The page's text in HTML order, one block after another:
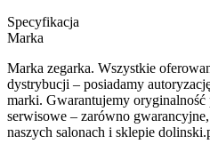
Specyfikacja
Marka
Marka zegarka. Wszystkie
dystrybucji – posiadamy
marki. Gwarantujemy oryginalność
serwisowe – zarówno
naszych salonach i sklepie